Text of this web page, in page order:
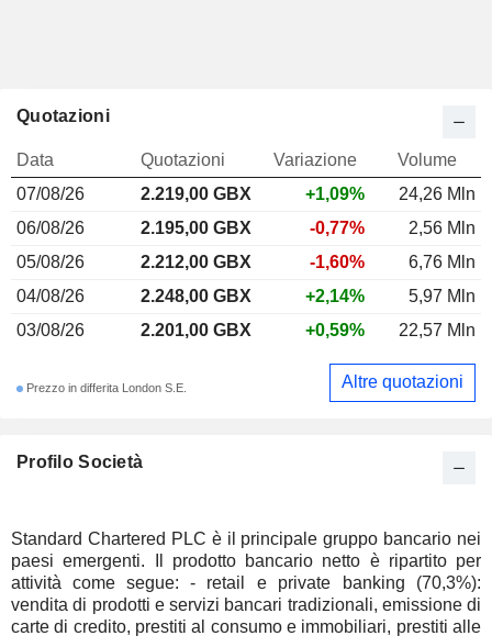
Profilo Società
Standard Chartered PLC è il principale gruppo bancario nei
paesi emergenti. Il prodotto bancario netto è ripartito per
attività come segue: - retail e private banking (70,3%):
vendita di prodotti e servizi bancari tradizionali, emissione di
carte di credito, prestiti al consumo e immobiliari, prestiti alle
Quotazioni
Data Quotazioni Variazione
Volume
07/08/26
2.219,00 GBX +1,09%
24,26 Mln
06/08/26
2.195,00 GBX -0,77%
2,56 Mln
05/08/26
2.212,00 GBX -1,60%
6,76 Mln
04/08/26
2.248,00 GBX +2,14%
5,97 Mln
03/08/26
2.201,00 GBX +0,59% 22,57 Mln
Prezzo in differita London S.E. Altre quotazioni